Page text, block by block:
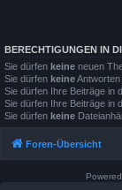
BERECHTIGUNGEN IN
Sie dürfen keine neuen
Sie dürfen keine
Sie dürfen Ihre Beiträge in
Sie dürfen Ihre Beiträge in
Sie dürfen keine
Foren-Übersicht